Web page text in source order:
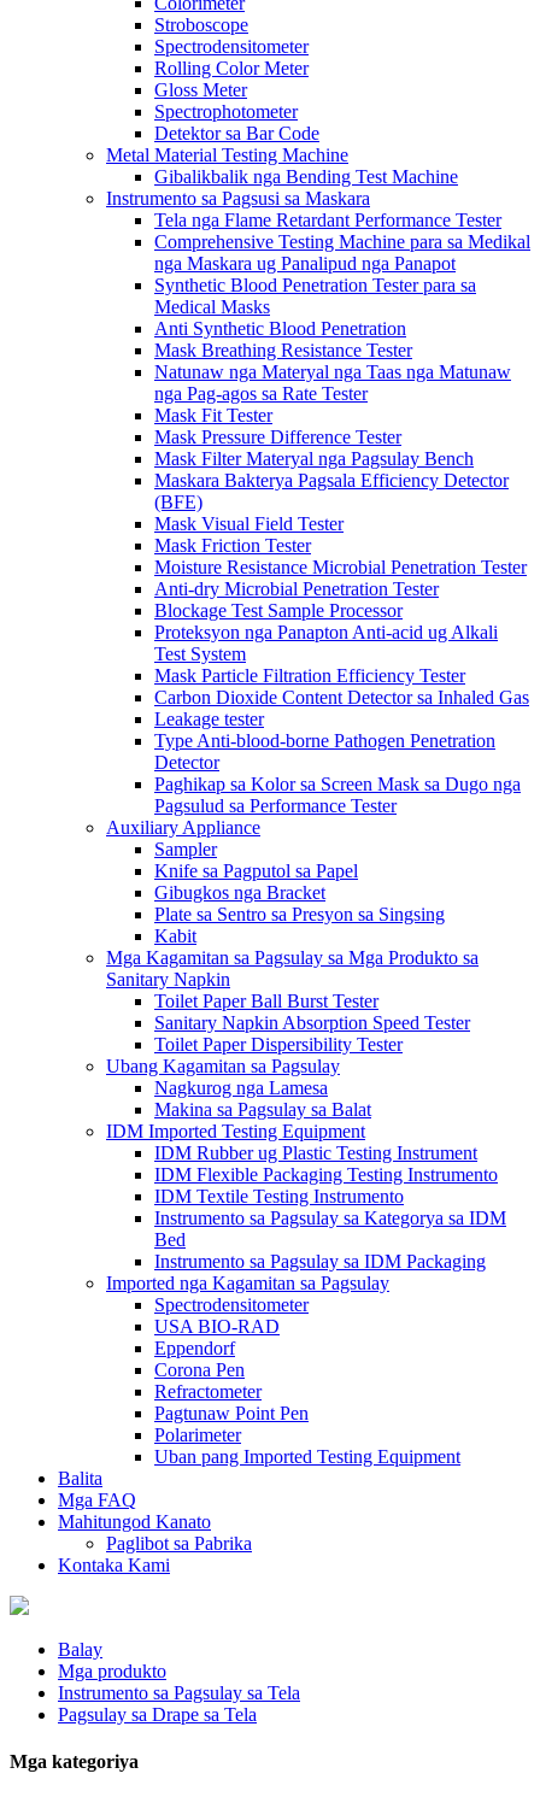
Stroboscope
Spectrodensitometer
Rolling Color Meter
Gloss Meter
Spectrophotometer
Detektor sa Bar Code
Metal Material Testing Machine
Gibalikbalik nga Bending Test Machine
Instrumento sa Pagsusi sa Maskara
Tela nga Flame Retardant Performance Tester
Comprehensive Testing Machine para sa Medikal
nga Maskara ug Panalipud nga Panapot
Synthetic Blood Penetration Tester para sa
Medical Masks
Anti Synthetic Blood Penetration
Mask Breathing Resistance Tester
Natunaw nga Materyal nga Taas nga Matunaw
nga Pag-agos sa Rate Tester
Mask Fit Tester
Mask Pressure Difference Tester
Mask Filter Materyal nga Pagsulay Bench
Maskara Bakterya Pagsala Efficiency Detector
(BFE)
Mask Visual Field Tester
Mask Friction Tester
Moisture Resistance Microbial Penetration Tester
Anti-dry Microbial Penetration Tester
Blockage Test Sample Processor
Proteksyon nga Panapton Anti-acid ug Alkali
Test System
Mask Particle Filtration Efficiency Tester
Carbon Dioxide Content Detector sa Inhaled Gas
Leakage tester
Type Anti-blood-borne Pathogen Penetration
Detector
Paghikap sa Kolor sa Screen Mask sa Dugo nga
Pagsulud sa Performance Tester
Auxiliary Appliance
Sampler
Knife sa Pagputol sa Papel
Gibugkos nga Bracket
Plate sa Sentro sa Presyon sa Singsing
Kabit
Mga Kagamitan sa Pagsulay sa Mga Produkto sa
Sanitary Napkin
Toilet Paper Ball Burst Tester
Sanitary Napkin Absorption Speed ​​Tester
Toilet Paper Dispersibility Tester
Ubang Kagamitan sa Pagsulay
Nagkurog nga Lamesa
Makina sa Pagsulay sa Balat
IDM Imported Testing Equipment
IDM Rubber ug Plastic Testing Instrument
IDM Flexible Packaging Testing Instrumento
IDM Textile Testing Instrumento
Instrumento sa Pagsulay sa Kategorya sa IDM
Bed
Instrumento sa Pagsulay sa IDM Packaging
Imported nga Kagamitan sa Pagsulay
Spectrodensitometer
USA BIO-RAD
Eppendorf
Corona Pen
Refractometer
Pagtunaw Point Pen
Polarimeter
Uban pang Imported Testing Equipment
Balita
Mga FAQ
Mahitungod Kanato
Paglibot sa Pabrika
Kontaka Kami
Balay
Mga produkto
Instrumento sa Pagsulay sa Tela
Pagsulay sa Drape sa Tela
Mga kategoriya